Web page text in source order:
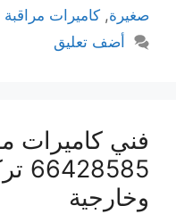
صغيرة, كاميرات مراقبة
أضف تعليق
فني كاميرات
وخارجية